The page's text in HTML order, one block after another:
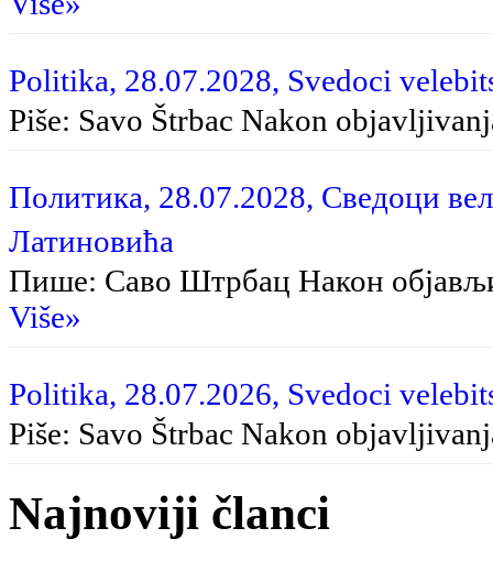
Politika, 28.07.2028, Svedoci
Piše: Savo Štrbac Na­kon
Политика, 28.07.2028, Сведоци
Латиновића
Пише: Саво Штрбац Након
Više»
Politika, 28.07.2026, Svedoci
Piše: Savo Štrbac Nakon
Najnoviji članci